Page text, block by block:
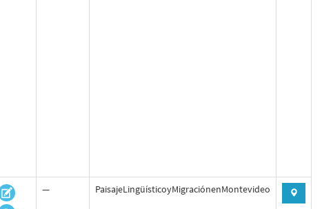
— PaisajeLingüísticoyMigraciónenMontevideo